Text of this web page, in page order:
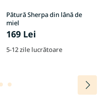
Pătură Sherpa din lână de
miel
169 Lei
5-12 zile lucrătoare